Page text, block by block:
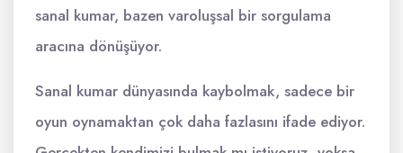
sanal kumar, bazen varoluşsal bir sorgulama
aracına dönüşüyor.
Sanal kumar dünyasında kaybolmak, sadece bir
oyun oynamaktan çok daha fazlasını ifade ediyor.